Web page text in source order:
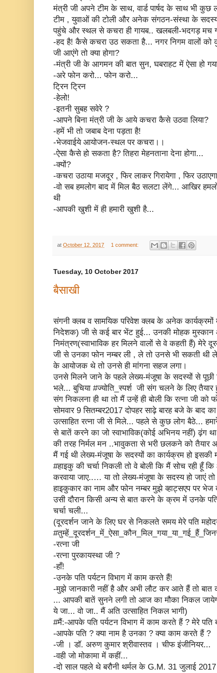
मंत्री जी अपने टीम के साथ, वार्ड पार्षद के साथ भी कुछ
टीम , युवाओं की टोली और अनेक संगठन-संस्था के सदस्य
पहुंचे और स्थल से कचरा ही गायब.. खलबली-भदगड़ मच
-हद है! कैसे कचरा उठ सकता है... नगर निगम वालों को
जी आएंगे तो क्या होगा?
-मंत्री जी के आगमन की बात सुन, घबराहट में ऐसा हो गया
-अरे फोन करो... फोन करो...
ट्रिन ट्रिन
-हेलो!
-इतनी सुबह सवेरे ?
-आपने बिना मंत्री जी के आये कचरा कैसे उठवा लिया?
-हमें भी तो जबाब देना पड़ता है!
-भेजवाईये आयोजन-स्थल पर कचरा।।
-ऐसा कैसे हो सकता है? तिहरा मेहनताना देना होगा...
-क्यों?
-कचरा उठाया मजदूर , फिर लाकर गिरायेगा , फिर उठाएगा
-वो सब हमलोग बाद में मिल बैठ सलटा लेंगे... आखिर
थी
-आपकी खुशी में ही हमारी खुशी है...
at October 12, 2017 1 comment:
Tuesday, 10 October 2017
बैसाखी
संगनी क्लब व सामयिक परिवेश क्लब के अनेक कार्यक्रमों
निदेशक) जी से कई बार भेंट हुई... उनकी मोहक
निमंत्रण(स्वाभाविक हर मिलने वालों से वे कहती हैं) मेरे
जी से उनका फोन नम्बर ली , ले तो उनसे भी सकती थी
के आयोजक थे तो उनसे ही मांगना सहज लगा।
उनसे मिलने जाने के पहले लेख्य-मंजूषा के सदस्यों से पूछी
भले... बुचिया #ज्योति_स्पर्श जी संग चलने के लिए
संग निकलना ही था तो मैं उन्हें ही बोली कि रत्ना जी
सोमवार 9 सितम्बर2017 दोपहर साढ़े बारह बजे के बाद
उत्साहित रत्ना जी से मिले... पहले से कुछ लोग बैठे...
से बातें करने का जो स्वाभाविक(कोई अभिनय नहीं) ढ़ंग
की तरह निर्मल मन ..भावुकता से भरी छलकने को
मैं गई थी लेख्य-मंजूषा के सदस्यों का कार्यक्रम हो
#हाइकु की चर्चा निकली तो वे बोली कि मैं सोच रही हूँ
करवाया जाए..… या तो लेख्य-मंजूषा के सदस्य हो जाएं तो
हाइकुकार का नाम और फोन नम्बर मुझे व्हाट्सएप पर भेज
उसी दौरान किसी अन्य से बात करने के क्रम में उनके
चर्चा चली...
(दूरदर्शन जाने के लिए घर से निकलते समय मेरे पति
-रत्ना जी
-रत्ना पुरकायस्था जी ?
-हाँ!
-उनके पति पर्यटन विभाग में काम करते हैं!
-मुझे जानकारी नहीं है और अभी लौट कर आते हैं तो बात
... आपकी बातें सुनने लगी तो आज का मौका निकल
ये जा... वो जा.. मैं अति उत्साहित निकल भागी)
#मैं:-आपके पति पर्यटन विभाग में काम करते हैं ? मेरे पति
-आपके पति ? क्या नाम है उनका ? क्या काम करते हैं ?
-जी । डॉ. अरुण कुमार श्रीवास्तव । चीफ इंजीनियर...
-वही जो मोकामा में कहीं...
-दो साल पहले थे बरौनी थर्मल के G.M. 31 जुलाई 2017